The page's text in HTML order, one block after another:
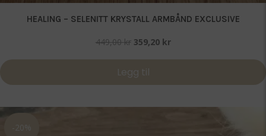
HEALING – SELENITT KRYSTALL ARMBÅND EXCLUSIVE
449,00kr Opprinnelig
449,00 kr.
359,20 krNåværende
Legg til
-20%